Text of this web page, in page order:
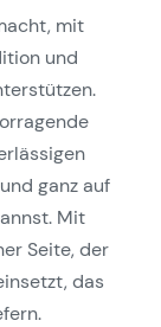
mit
und
ganz auf
Mit
Seite, der
das